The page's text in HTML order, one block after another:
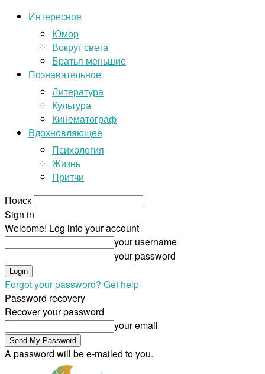
Интересное
Юмор
Вокруг света
Братья меньшие
Познавательное
Литература
Культура
Кинематограф
Вдохновляющее
Психология
Жизнь
Притчи
Поиск
Sign in
Welcome! Log into your account
your username
your password
Forgot your password? Get help
Password recovery
Recover your password
your email
A password will be e-mailed to you.